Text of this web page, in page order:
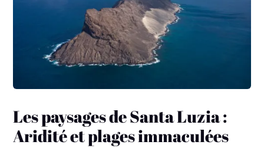
Les paysages de Santa Luzia :
Aridité et plages immaculées